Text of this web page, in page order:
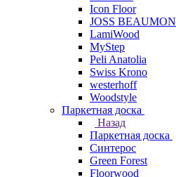
Icon Floor
JOSS
LamiWood
MyStep
Peli Anatolia
Swiss Krono
westerhoff
Woodstyle
Паркетная доска
Назад
Паркетная доска
Синтерос
Green Forest
Floorwood